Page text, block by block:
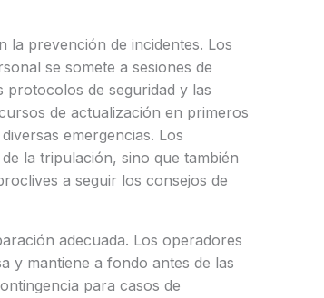
la prevención de incidentes. Los
se somete a sesiones de
de seguridad y las
de actualización en primeros
emergencias. Los
la tripulación, sino que también
a seguir los consejos de
adecuada. Los operadores
y mantiene a fondo antes de las
para casos de